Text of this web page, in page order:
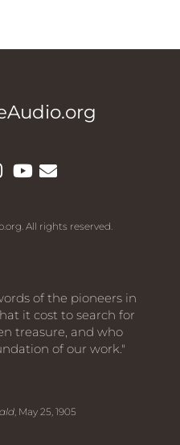
All rights reserved.
of the pioneers in
it cost to search for
treasure, and who
of our work."
, May 25, 1905